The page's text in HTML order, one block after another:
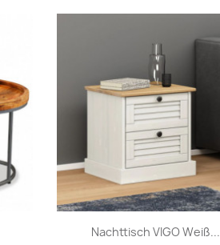
Nachttisch VIGO Weiß...
Vorschau